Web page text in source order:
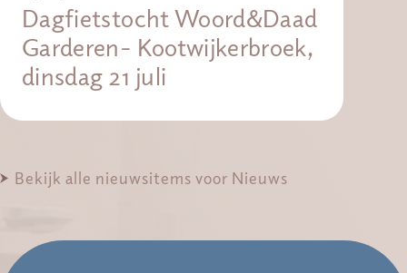
Dagfietstocht Woord&Daad
Garderen- Kootwijkerbroek,
dinsdag 21 juli
Bekijk alle nieuwsitems voor Nieuws